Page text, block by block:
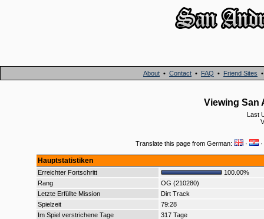
About • Contact • FAQ • Friend Sites
Viewing San
Last
Translate this page from German: · ·
Hauptstatistiken
Erreichter Fortschritt
100.00%
Rang
OG (210280)
Letzte Erfüllte Mission
Dirt Track
Spielzeit
79:28
Im Spiel verstrichene Tage
317 Tage